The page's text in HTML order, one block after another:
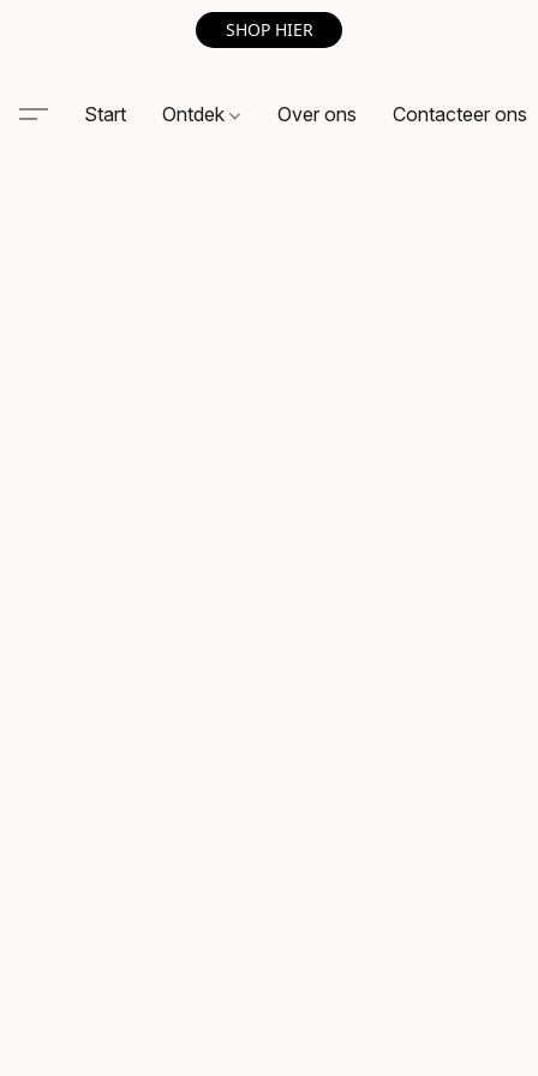
SHOP HIER
Start Ontdek Over ons Contacteer ons